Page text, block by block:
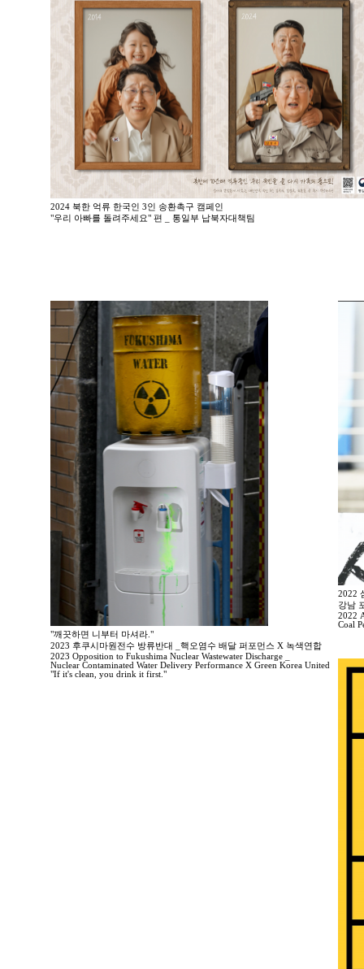
2024 북한 억류 한국인 3인 송환촉구 캠페인
"우리 아빠를 돌려주세요" 편 _ 통일부 납북자대책팀
"깨끗하면 니부터 마셔라."
2023 후쿠시마원전수 방류반대 _핵오염수 배달 퍼포먼스 X 녹색연합
2023 Opposition to Fukushima Nuclear Wastewater Discharge _
Nuclear Contaminated Water Delivery Performance X Green Korea United
"If it's clean, you drink it first."
2022
강남
2022
Coal